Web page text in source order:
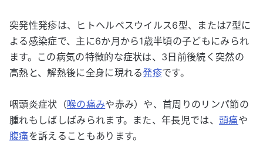
突発性発疹は、ヒトヘルペスウイルス6型、または7型に
よる感染症で、主に6か月から1歳半頃の子どもにみられ
ます。この病気の特徴的な症状は、3日前後続く突然の
高熱と、解熱後に全身に現れる発疹です。
咽頭炎症状（喉の痛みや赤み）や、首周りのリンパ節の
腫れもしばしばみられます。また、年長児では、頭痛や
腹痛を訴えることもあります。